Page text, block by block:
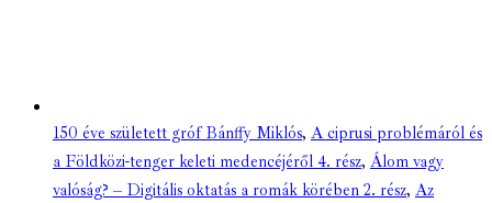
150 éve született gróf Bánffy Miklós, A ciprusi problémáról és
a Földközi-tenger keleti medencéjéről 4. rész, Álom vagy
valóság? – Digitális oktatás a romák körében 2. rész, Az